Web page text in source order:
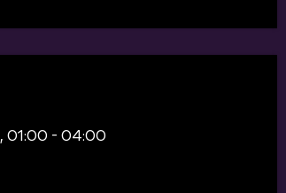
01:00 - 04:00